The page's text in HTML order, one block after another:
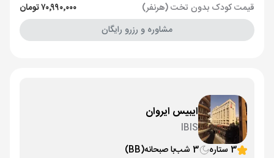
قیمت کودک بدون تخت (هرنفر)
۷۰٬۹۹۰٬۰۰۰ تومان
مشاوره و رزرو رایگان
ایبیس ایروان
IBIS
3 ستاره
3 شب با صبحانه(BB)